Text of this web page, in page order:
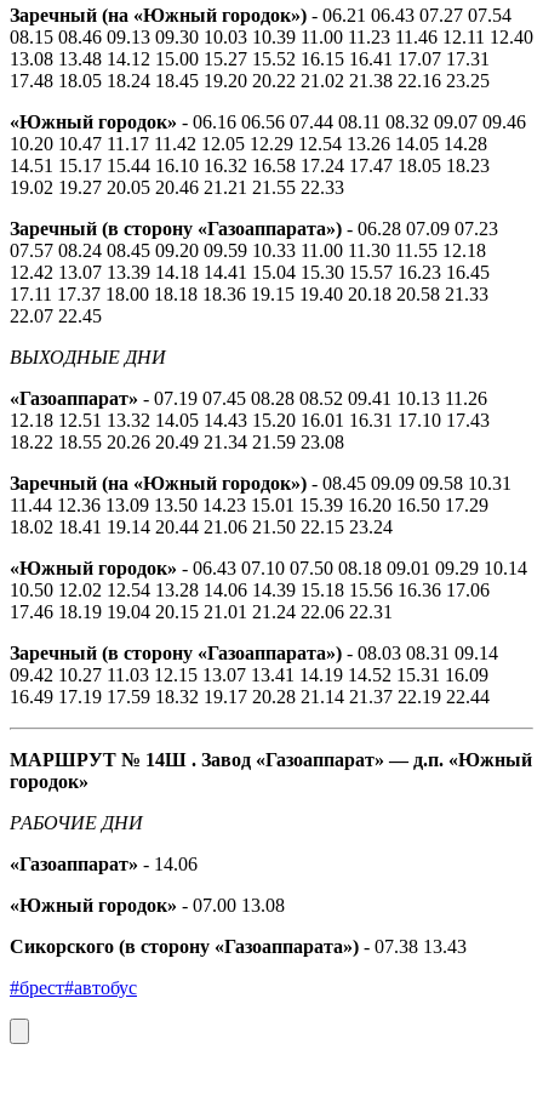
Заречный (на «Южный городок») - 06.21 06.43 07.27 07.54
08.15 08.46 09.13 09.30 10.03 10.39 11.00 11.23 11.46 12.11 12.40
13.08 13.48 14.12 15.00 15.27 15.52 16.15 16.41 17.07 17.31
17.48 18.05 18.24 18.45 19.20 20.22 21.02 21.38 22.16 23.25
«Южный городок» - 06.16 06.56 07.44 08.11 08.32 09.07 09.46
10.20 10.47 11.17 11.42 12.05 12.29 12.54 13.26 14.05 14.28
14.51 15.17 15.44 16.10 16.32 16.58 17.24 17.47 18.05 18.23
19.02 19.27 20.05 20.46 21.21 21.55 22.33
Заречный (в сторону «Газоаппарата») - 06.28 07.09 07.23
07.57 08.24 08.45 09.20 09.59 10.33 11.00 11.30 11.55 12.18
12.42 13.07 13.39 14.18 14.41 15.04 15.30 15.57 16.23 16.45
17.11 17.37 18.00 18.18 18.36 19.15 19.40 20.18 20.58 21.33
22.07 22.45
ВЫХОДНЫЕ ДНИ
«Газоаппарат» - 07.19 07.45 08.28 08.52 09.41 10.13 11.26
12.18 12.51 13.32 14.05 14.43 15.20 16.01 16.31 17.10 17.43
18.22 18.55 20.26 20.49 21.34 21.59 23.08
Заречный (на «Южный городок») - 08.45 09.09 09.58 10.31
11.44 12.36 13.09 13.50 14.23 15.01 15.39 16.20 16.50 17.29
18.02 18.41 19.14 20.44 21.06 21.50 22.15 23.24
«Южный городок» - 06.43 07.10 07.50 08.18 09.01 09.29 10.14
10.50 12.02 12.54 13.28 14.06 14.39 15.18 15.56 16.36 17.06
17.46 18.19 19.04 20.15 21.01 21.24 22.06 22.31
Заречный (в сторону «Газоаппарата») - 08.03 08.31 09.14
09.42 10.27 11.03 12.15 13.07 13.41 14.19 14.52 15.31 16.09
16.49 17.19 17.59 18.32 19.17 20.28 21.14 21.37 22.19 22.44
МАРШРУТ № 14Ш . Завод «Газоаппарат» — д.п. «Южный
городок»
РАБОЧИЕ ДНИ
«Газоаппарат» - 14.06
«Южный городок» - 07.00 13.08
Сикорского (в сторону «Газоаппарата») - 07.38 13.43
#брест#автобус